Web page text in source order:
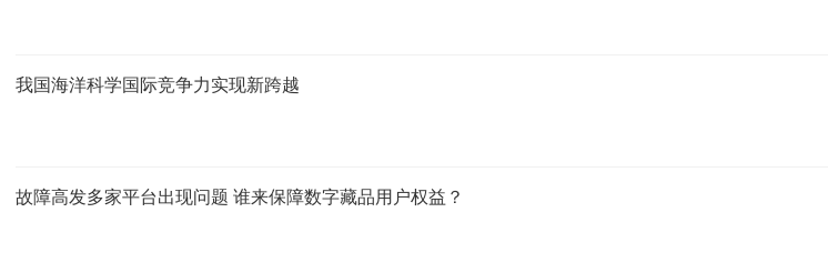
我国海洋科学国际竞争力实现新跨越
故障高发多家平台出现问题 谁来保障数字藏品用户权益？